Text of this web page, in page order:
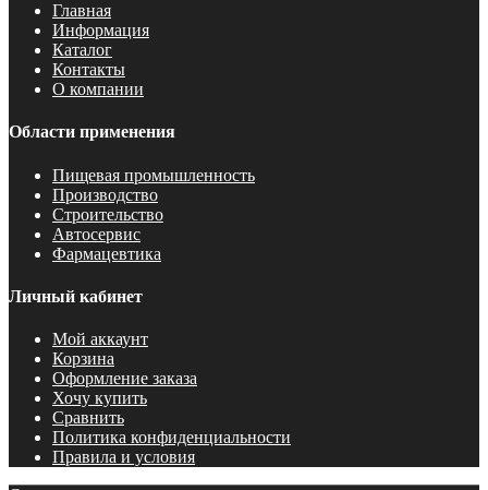
Главная
Информация
Каталог
Контакты
О компании
Области применения
Пищевая промышленность
Производство
Строительство
Автосервис
Фармацевтика
Личный кабинет
Мой аккаунт
Корзина
Оформление заказа
Хочу купить
Сравнить
Политика конфиденциальности
Правила и условия